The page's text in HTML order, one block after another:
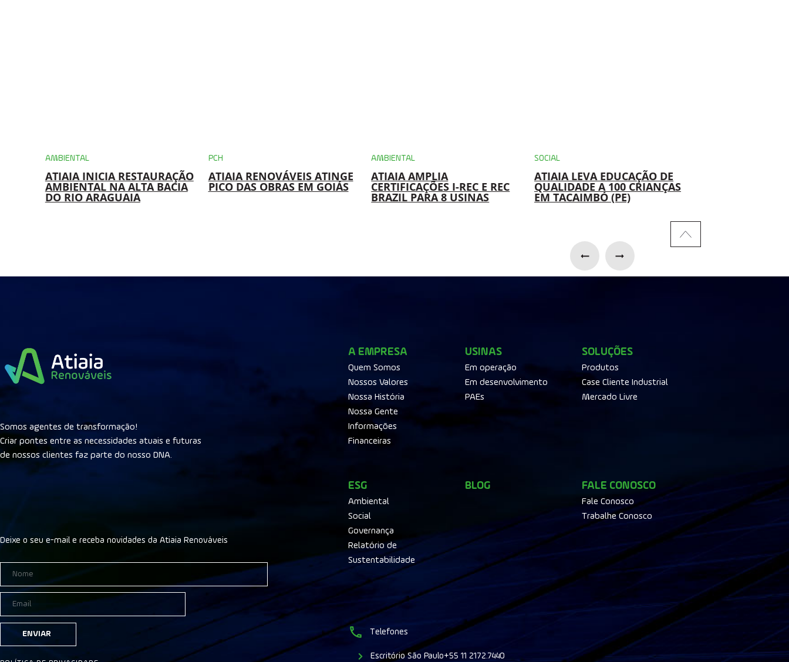
AMBIENTAL
ATIAIA INICIA RESTAURAÇÃO
AMBIENTAL NA ALTA BACIA
DO RIO ARAGUAIA
PCH
ATIAIA RENOVÁVEIS ATINGE
PICO DAS OBRAS EM GOIÁS
AMBIENTAL
ATIAIA AMPLIA
CERTIFICAÇÕES I-REC E REC
BRAZIL PARA 8 USINAS
SOCIAL
ATIAIA LEVA EDUCAÇÃO DE
QUALIDADE A 100 CRIANÇAS
EM TACAIMBÓ (PE)
ÓLEO
Somos agentes de transformação!
Criar pontes entre as necessidades atuais e futuras
de nossos clientes faz parte do nosso DNA.
Deixe o seu e-mail e receba novidades da Atiaia Renováveis
ENVIAR
A EMPRESA
Quem Somos
Nossos Valores
Nossa História
Nossa Gente
Informações
Financeiras
USINAS
Em operação
Em desenvolvimento
PAEs
SOLUÇÕES
Produtos
Case Cliente Industrial
Mercado Livre
ESG
Ambiental
Social
Governança
Relatório de
Sustentabilidade
BLOG FALE CONOSCO
Fale Conosco
Trabalhe Conosco
Telefones
Escritório São Paulo+55 11 2172.7440